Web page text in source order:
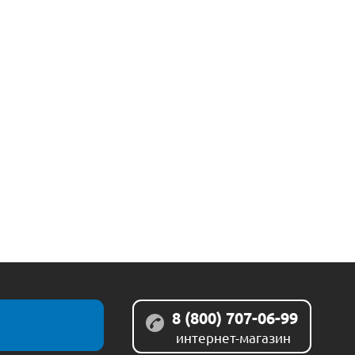
8 (800) 707-06-99
интернет-магазин